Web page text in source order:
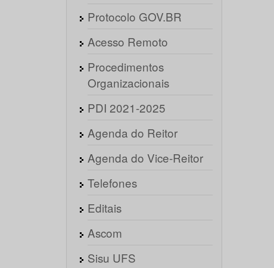
Protocolo GOV.BR
Acesso Remoto
Procedimentos
Organizacionais
PDI 2021-2025
Agenda do Reitor
Agenda do Vice-Reitor
Telefones
Editais
Ascom
Sisu UFS